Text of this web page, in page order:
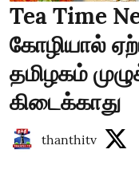
Tea Time
கோழியால்
தமிழகம்
கிடைக்காது
thanthitv